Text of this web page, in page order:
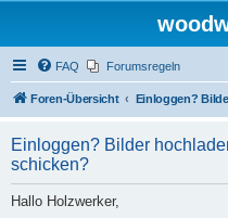
FAQ Forumsregeln
Foren-Übersicht
Einloggen? Bilder
schicken?
Hallo Holzwerker,